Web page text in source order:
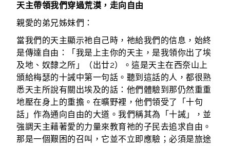
天主帶領我們穿過荒漠，走向自由
親愛的弟兄姊妹們：
當我們的天主顯示祂自己時，祂給我們的信息，始終
是傳達自由：「我是上主你的天主，是我領你出了埃
及地、奴隸之所」（出廿2）。這是天主在西奈山上
頒給梅瑟的十誡中第一句話。聽到這話的人，都很熟
悉天主所說有關出埃及的話：他們體驗到那仍然重重
地壓在身上的重擔。在曠野裡，他們領受了「十句
話」作為通向自由的大道。我們稱其為「十誡」，並
強調天主藉著愛的力量來教育祂的子民去追求自由。
那是一個艱困的召叫，它並不立即應驗；必須是旅途